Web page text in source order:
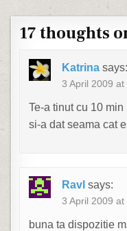
17 thoughts
Katrina says:
3 April 2009 at
Te-a tinut cu 10
si-a dat seama cat
Ravl says:
3 April 2009 at
buna ta dispozitie